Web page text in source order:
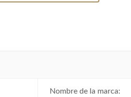
Nombre de la marca: